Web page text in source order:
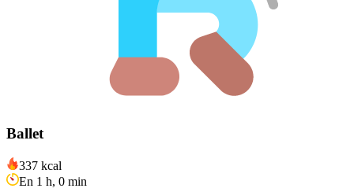
Ballet
337 kcal
En 1 h, 0 min